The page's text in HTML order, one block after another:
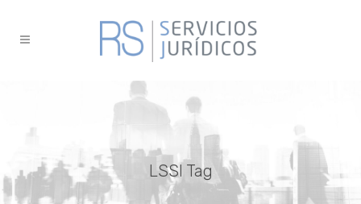
LSSI Tag